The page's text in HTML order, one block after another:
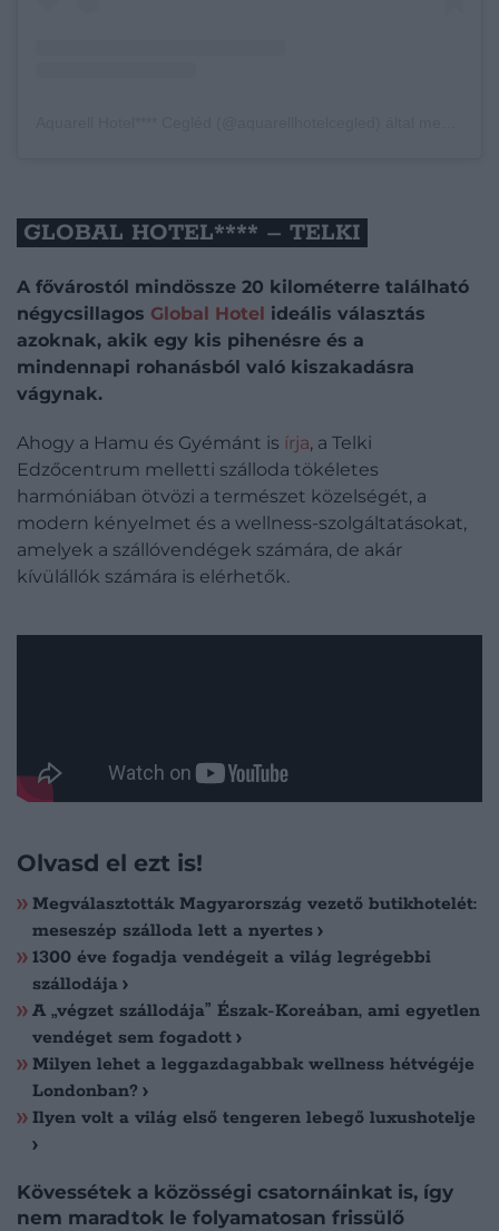
GLOBAL HOTEL**** – TELKI
A fővárostól mindössze 20 kilométerre található
négycsillagos Global Hotel ideális választás
azoknak, akik egy kis pihenésre és a
mindennapi rohanásból való kiszakadásra
vágynak.
Ahogy a Hamu és Gyémánt is írja, a Telki
Edzőcentrum melletti szálloda tökéletes
harmóniában ötvözi a természet közelségét, a
modern kényelmet és a wellness-szolgáltatásokat,
amelyek a szállóvendégek számára, de akár
kívülállók számára is elérhetők.
Olvasd el ezt is!
Megválasztották Magyarország vezető butikhotelét:
meseszép szálloda lett a nyertes
1300 éve fogadja vendégeit a világ legrégebbi
szállodája
A „végzet szállodája” Észak-Koreában, ami egyetlen
vendéget sem fogadott
Milyen lehet a leggazdagabbak wellness hétvégéje
Londonban?
Ilyen volt a világ első tengeren lebegő luxushotelje
Kövessétek a közösségi csatornáinkat is, így
nem maradtok le folyamatosan frissülő